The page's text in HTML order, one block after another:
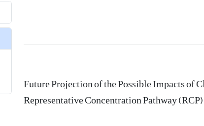
Future Projection of the Possible Impacts of
Representative Concentration Pathway